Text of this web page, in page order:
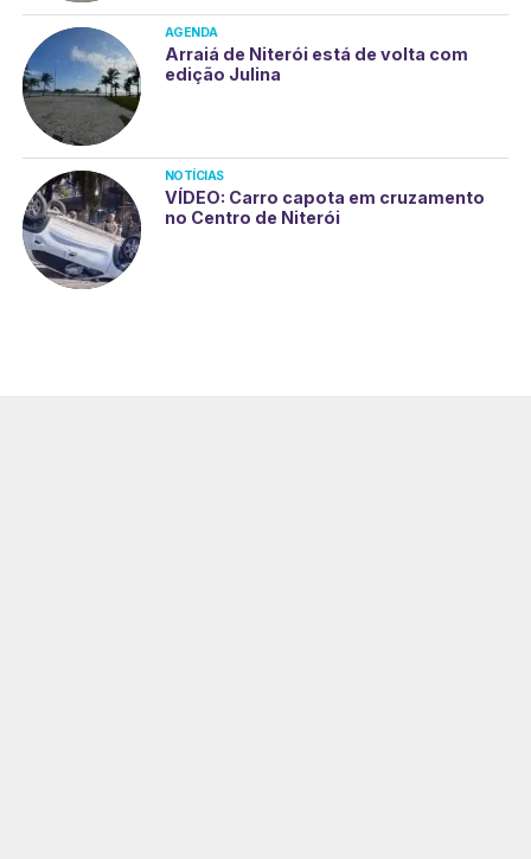
AGENDA
Arraiá de Niterói está de volta com
edição Julina
NOTÍCIAS
VÍDEO: Carro capota em cruzamento
no Centro de Niterói